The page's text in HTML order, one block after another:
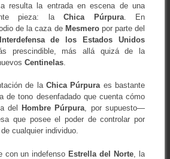
resulta la entrada en escena de una
pieza: laChica Púrpura. En
de la caza de Mesmeropor parte del
de los Estados Unidos
prescindible, más allá quizá de la
Centinelas.
de laChica Púrpuraes bastante
de tono desenfadado que cuenta cómo
del Hombre Púrpura, por supuesto—
que posee el poder de controlar por
cualquier individuo.
con un indefenso Estrella del Norte , la